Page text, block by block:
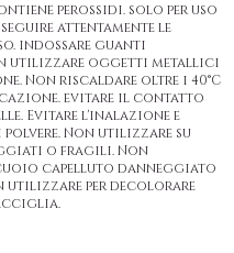
perossidi. solo per uso
attentamente le
indossare guanti
utilizzare oggetti metallici
Non riscaldare oltre i 40°C
evitare il contatto
Evitare l'inalazione e
Non utilizzare su
o fragili. Non
capelluto danneggiato
utilizzare per decolorare